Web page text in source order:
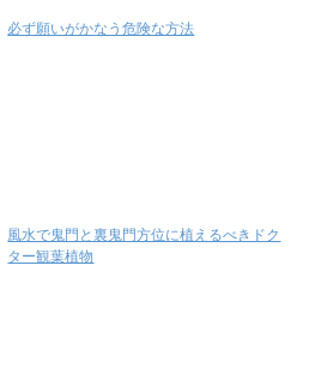
必ず願いがかなう危険な方法
風水で鬼門と裏鬼門方位に植えるべきドク
ター観葉植物